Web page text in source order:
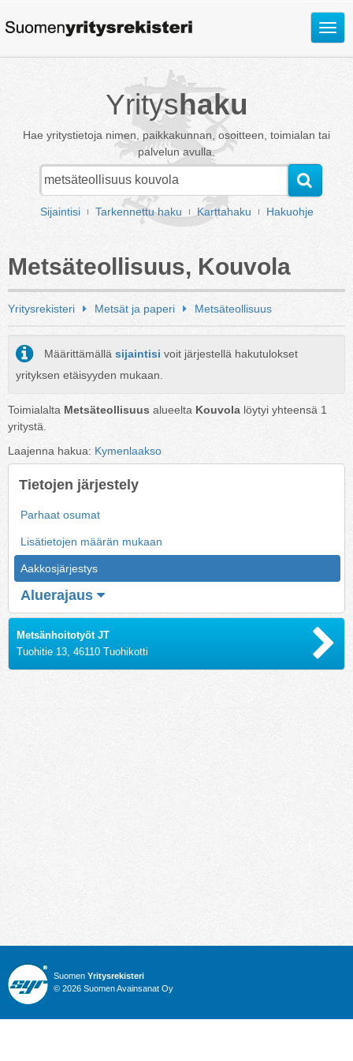
Avaa
Yrityshaku
Hae yritystietoja nimen, paikkakunnan, osoitteen, toimialan tai
palvelun avulla.
Sijaintisi Tarkennettu haku Karttahaku Hakuohje
Metsäteollisuus, Kouvola
Yritysrekisteri Metsät ja paperi Metsäteollisuus
Määrittämällä sijaintisi voit järjestellä hakutulokset
yrityksen etäisyyden mukaan.
Toimialalta Metsäteollisuus alueelta Kouvola löytyi yhteensä 1
yritystä.
Laajenna hakua: Kymenlaakso
Tietojen järjestely
Parhaat osumat
Lisätietojen määrän mukaan
Aakkosjärjestys
Aluerajaus
Metsänhoitotyöt JT
Tuohitie 13, 46110 Tuohikotti
Suomen Yritysrekisteri
© 2026 Suomen Avainsanat Oy